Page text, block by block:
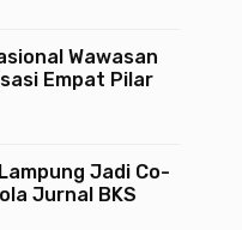
Wawasan
Empat Pilar
Jadi Co-
Jurnal BKS